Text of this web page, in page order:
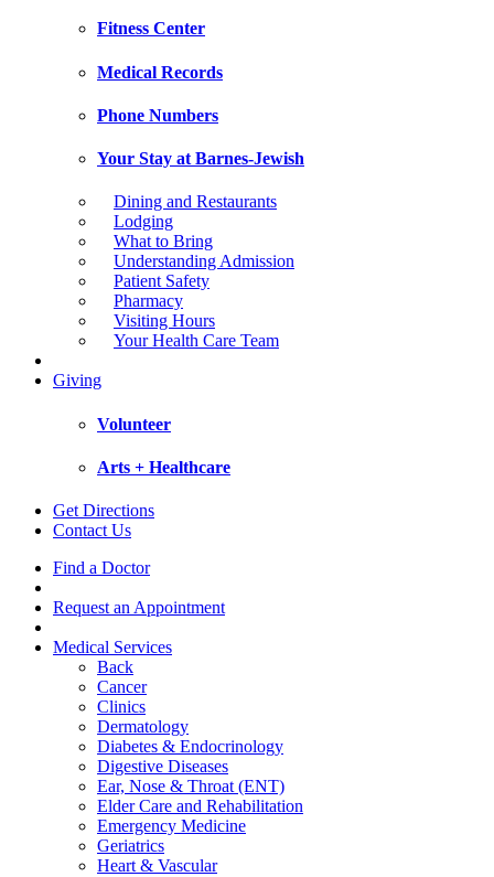
Fitness Center
Medical Records
Phone Numbers
Your Stay at Barnes-Jewish
Dining and Restaurants
Lodging
What to Bring
Understanding Admission
Patient Safety
Pharmacy
Visiting Hours
Your Health Care Team
Giving
Volunteer
Arts + Healthcare
Get Directions
Contact Us
Find a Doctor
Request an Appointment
Medical Services
Back
Cancer
Clinics
Dermatology
Diabetes & Endocrinology
Digestive Diseases
Ear, Nose & Throat (ENT)
Elder Care and Rehabilitation
Emergency Medicine
Geriatrics
Heart & Vascular